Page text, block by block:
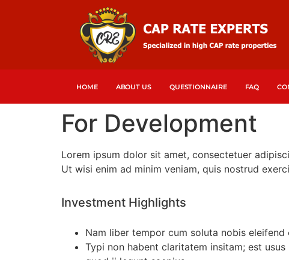
HOME ABOUT US QUESTIONNAIRE FAQ
For Development
Lorem ipsum dolor sit amet, consectetuer
Ut wisi enim ad minim veniam, quis nostrud
Investment Highlights
Nam liber tempor cum soluta nobis
Typi non habent claritatem insitam; est